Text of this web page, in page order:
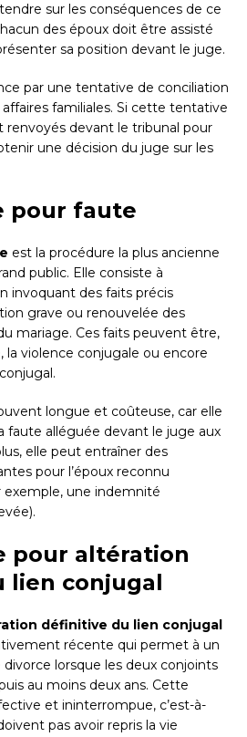
sur les conséquences de ce
des époux doit être assisté
sa position devant le juge.
par une tentative de conciliation
familiales. Si cette tentative
renvoyés devant le tribunal pour
une décision du juge sur les
pour faute
est la procédure la plus ancienne
public. Elle consiste à
invoquant des faits précis
grave ou renouvelée des
mariage. Ces faits peuvent être,
la violence conjugale ou encore
longue et coûteuse, car elle
faute alléguée devant le juge aux
elle peut entraîner des
pour l’époux reconnu
exemple, une indemnité
pour altération
lien conjugal
définitive du lien conjugal
récente qui permet à un
lorsque les deux conjoints
au moins deux ans. Cette
et ininterrompue, c’est-à-
pas avoir repris la vie